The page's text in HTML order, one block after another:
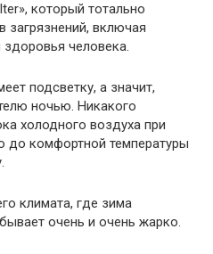
который тотально
загрязнений, включая
человека.
подсветку, а значит,
ночью. Никакого
холодного воздуха при
до комфортной температуры
климата, где зима
очень и очень жарко.